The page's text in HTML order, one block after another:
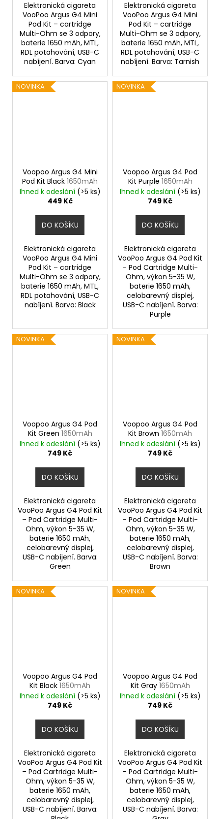
Elektronická cigareta
VooPoo Argus G4 Mini
Pod Kit – cartridge
Multi-Ohm se 3 odpory,
baterie 1650 mAh, MTL,
RDL potahování, USB-C
nabíjení. Barva: Cyan
Elektronická cigareta
VooPoo Argus G4 Mini
Pod Kit – cartridge
Multi-Ohm se 3 odpory,
baterie 1650 mAh, MTL,
RDL potahování, USB-C
nabíjení. Barva: Tarnish
NOVINKA
Voopoo Argus G4 Mini
Pod Kit Black 1650mAh
Ihned k odeslání (>5 ks)
449 Kč
DO KOŠÍKU
Elektronická cigareta
VooPoo Argus G4 Mini
Pod Kit – cartridge
Multi-Ohm se 3 odpory,
baterie 1650 mAh, MTL,
RDL potahování, USB-C
nabíjení. Barva: Black
NOVINKA
Voopoo Argus G4 Pod
Kit Purple 1650mAh
Ihned k odeslání (>5 ks)
749 Kč
DO KOŠÍKU
Elektronická cigareta
VooPoo Argus G4 Pod Kit
– Pod Cartridge Multi-
Ohm, výkon 5-35 W,
baterie 1650 mAh,
celobarevný displej,
USB-C nabíjení. Barva:
Purple
NOVINKA
Voopoo Argus G4 Pod
Kit Green 1650mAh
Ihned k odeslání (>5 ks)
749 Kč
DO KOŠÍKU
Elektronická cigareta
VooPoo Argus G4 Pod Kit
– Pod Cartridge Multi-
Ohm, výkon 5-35 W,
baterie 1650 mAh,
celobarevný displej,
USB-C nabíjení. Barva:
Green
NOVINKA
Voopoo Argus G4 Pod
Kit Brown 1650mAh
Ihned k odeslání (>5 ks)
749 Kč
DO KOŠÍKU
Elektronická cigareta
VooPoo Argus G4 Pod Kit
– Pod Cartridge Multi-
Ohm, výkon 5-35 W,
baterie 1650 mAh,
celobarevný displej,
USB-C nabíjení. Barva:
Brown
NOVINKA
Voopoo Argus G4 Pod
Kit Black 1650mAh
Ihned k odeslání (>5 ks)
749 Kč
DO KOŠÍKU
Elektronická cigareta
VooPoo Argus G4 Pod Kit
– Pod Cartridge Multi-
Ohm, výkon 5-35 W,
baterie 1650 mAh,
celobarevný displej,
USB-C nabíjení. Barva:
NOVINKA
Voopoo Argus G4 Pod
Kit Gray 1650mAh
Ihned k odeslání (>5 ks)
749 Kč
DO KOŠÍKU
Elektronická cigareta
VooPoo Argus G4 Pod Kit
– Pod Cartridge Multi-
Ohm, výkon 5-35 W,
baterie 1650 mAh,
celobarevný displej,
USB-C nabíjení. Barva: